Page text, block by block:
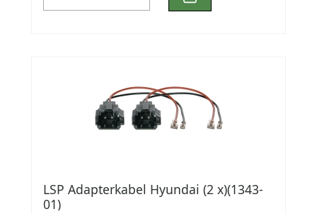
LSP Adapterkabel Hyundai (2 x)(1343-
01)